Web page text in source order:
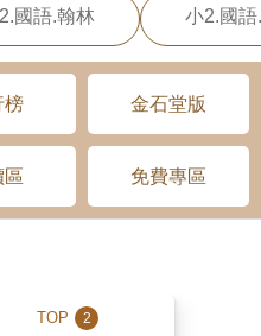
國語.翰林 小2.國
榜 金石堂版
區 免費專區
TOP 2